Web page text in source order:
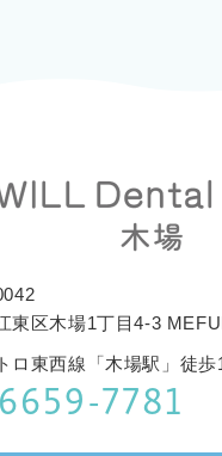
東区木場1丁目4-3
ロ東西線「木場駅」徒歩
7781